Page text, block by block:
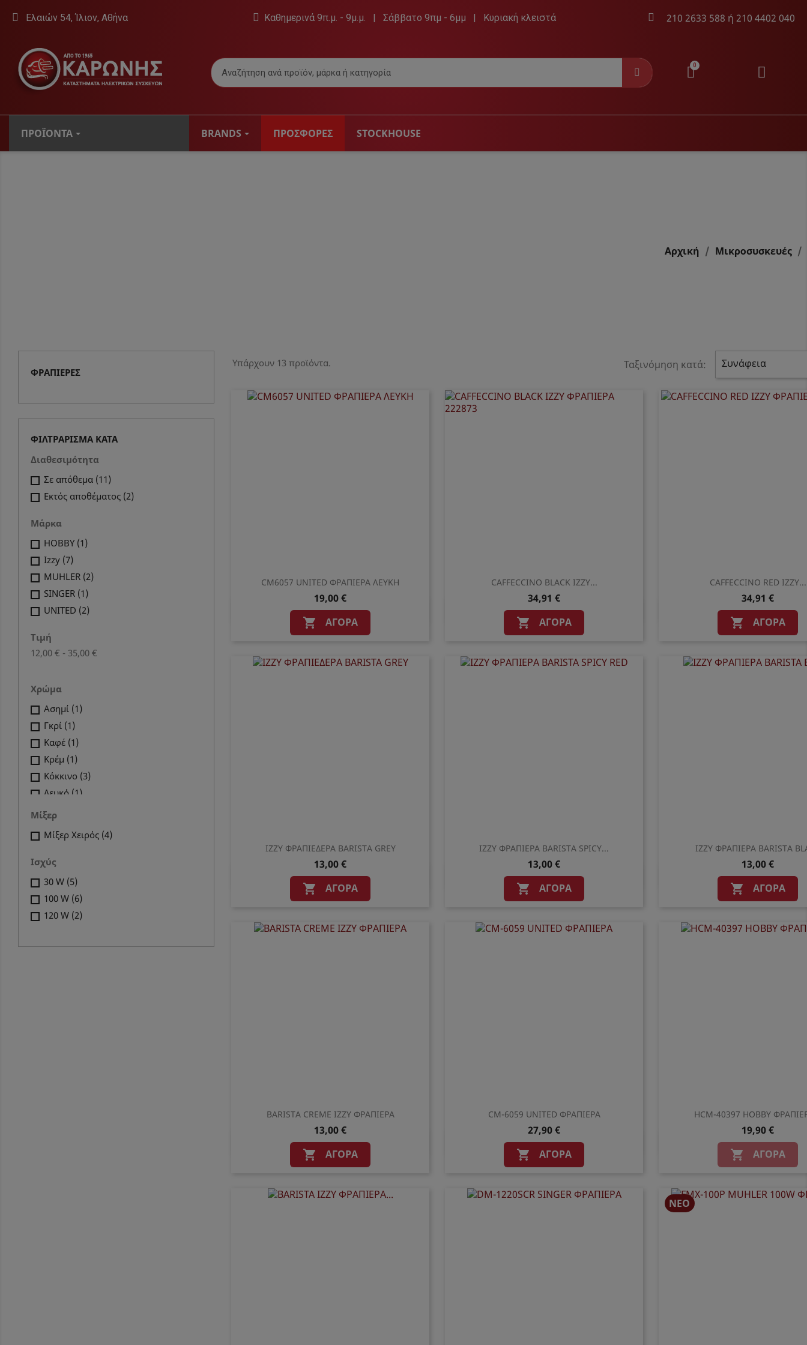
Ελαιών 54, Ίλιον, Αθήνα Καθημερινά 9π.μ. - 9μ.μ. | Σάββατο 9πμ - 6μμ | Κυριακή κλειστά 210 2633 588 ή 210 4402 040
ΠΡΟΪΌΝΤΑ BRANDS ΠΡΟΣΦΟΡΕΣ STOCKHOUSE
Αρχική Μικροσυσκευές
ΦΡΑΠΙΈΡΕΣ
ΦΙΛΤΡΆΡΙΣΜΑ ΚΑΤΆ
Διαθεσιμότητα
Σε απόθεμα (11)
Εκτός αποθέματος (2)
Μάρκα
HOBBY (1)
Izzy (7)
MUHLER (2)
SINGER (1)
UNITED (2)
Τιμή
12,00 € - 35,00 €
Χρώμα
Ασημί (1)
Γκρί (1)
Καφέ (1)
Κρέμ (1)
Κόκκινο (3)
Λευκό (1)
Μαύρο
Μίξερ
Μίξερ Χειρός (4)
Ισχύς
30 W (5)
100 W (6)
120 W (2)
Υπάρχουν 13 προϊόντα. Ταξινόμηση κατά: Συνάφεια
CM6057 UNITED ΦΡΑΠΙΕΡΑ ΛΕΥΚΗ
19,00 €
 ΑΓΟΡΆ
Γρήγορη προβολή
CAFFECCINO BLACK IZZY...
34,91 €
 ΑΓΟΡΆ
Γρήγορη προβολή
CAFFECCINO RED IZZY...
34,91 €
 ΑΓΟΡΆ
Γρήγορη
IZZY ΦΡΑΠΙΕΔΕΡΑ BARISTA GREY
13,00 €
 ΑΓΟΡΆ
Γρήγορη προβολή
IZZY ΦΡΑΠΙΕΡΑ BARISTA SPICY...
13,00 €
 ΑΓΟΡΆ
Γρήγορη προβολή
IZZY ΦΡΑΠΙΕΡΑ BARISTA
13,00 €
 ΑΓΟΡΆ
Γρήγορη
BARISTA CREME IZZY ΦΡΑΠΙΕΡΑ
13,00 €
 ΑΓΟΡΆ
Γρήγορη προβολή
CM-6059 UNITED ΦΡΑΠΙΕΡΑ
27,90 €
 ΑΓΟΡΆ
Γρήγορη προβολή
HCM-40397 HOBBY
19,90 €
 ΑΓΟΡΆ
Γρήγορη
ΝΈΟ